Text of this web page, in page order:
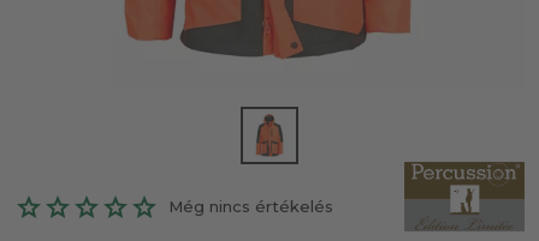
Még nincs értékelés